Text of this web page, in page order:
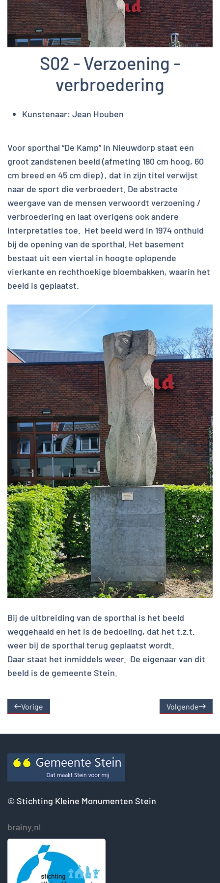
S02 - Verzoening -
verbroedering
Kunstenaar: Jean Houben
Voor sporthal “De Kamp” in Nieuwdorp staat een
groot zandstenen beeld (afmeting 180 cm hoog, 60
cm breed en 45 cm diep) , dat in zijn titel verwijst
naar de sport die verbroedert. De abstracte
weergave van de mensen verwoordt verzoening /
verbroedering en laat overigens ook andere
interpretaties toe. Het beeld werd in 1974 onthuld
bij de opening van de sporthal. Het basement
bestaat uit een viertal in hoogte oplopende
vierkante en rechthoekige bloembakken, waarin het
beeld is geplaatst.
Bij de uitbreiding van de sporthal is het beeld
weggehaald en het is de bedoeling, dat het t.z.t.
weer bij de sporthal terug geplaatst wordt.
Daar staat het inmiddels weer. De eigenaar van dit
beeld is de gemeente Stein.
Vorige Volgende
© Stichting Kleine Monumenten Stein
brainy.nl